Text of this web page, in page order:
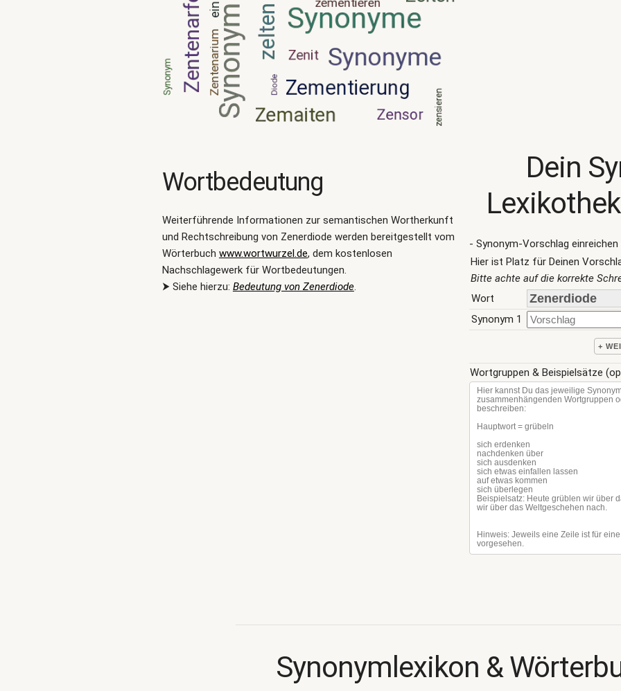
Wortbedeutung
Weiterführende Informationen zur semantischen Wortherkunft
und Rechtschreibung von Zenerdiode werden bereitgestellt vom
Wörterbuch www.wortwurzel.de, dem kostenlosen
Nachschlagewerk für Wortbedeutungen.
⮞ Siehe hierzu: Bedeutung von Zenerdiode.
Dein
- Synonym-Vorschlag einreichen
Hier ist Platz für Deinen
Bitte achte auf die korrekte
Wort
Synonym 1
+
Wortgruppen & Beispielsätze
Synonymlexikon &